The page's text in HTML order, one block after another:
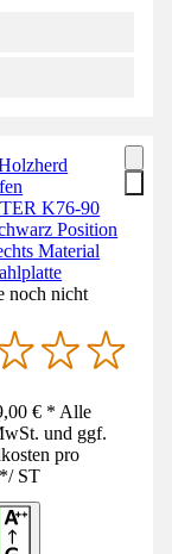
K76-90
Position
Material
noch nicht
€ * Alle
und ggf.
pro
*/ ST